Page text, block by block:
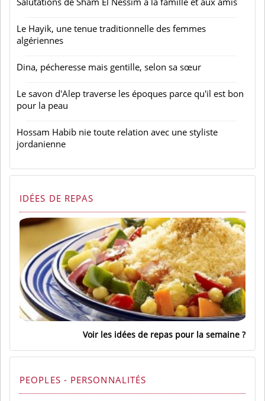
Le Hayik, une tenue traditionnelle des femmes
algériennes
Dina, pécheresse mais gentille, selon sa sœur
Le savon d'Alep traverse les époques parce qu'il est bon
pour la peau
Hossam Habib nie toute relation avec une styliste
jordanienne
IDÉES DE REPAS
Voir les idées de repas pour la semaine
PEOPLES - PERSONNALITÉS